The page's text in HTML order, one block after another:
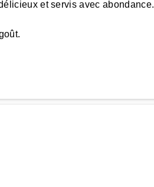
et servis avec abondance.